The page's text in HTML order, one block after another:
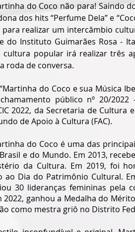
do Coco não para! Saindo
dos hits “Perfume Dela” e
realizar um intercâmbio
do Instituto Guimarães Rosa -
cultura popular irá realizar três
roda de conversa.
do Coco e sua Música
público nº 20/2022
2022, da Secretaria de Cultura
de Apoio à Cultura (FAC).
do Coco é uma das
e do Mundo. Em 2013,
da Cultura. Em 2019, foi
ao Dia do Patrimônio Cultural.
30 lideranças femininas pela
2022, ganhou a Medalha do
como mestra griô no Distrito